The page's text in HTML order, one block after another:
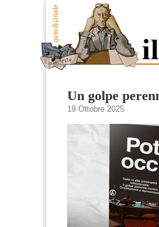
Un golpe
19 Ottobre 2025